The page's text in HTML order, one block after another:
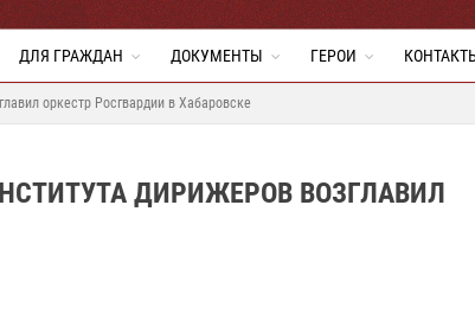
ДЛЯ ГРАЖДАН ДОКУМЕНТЫ ГЕРОИ
оркестр Росгвардии в Хабаровске
ДИРИЖЕРОВ ВОЗГЛАВИЛ